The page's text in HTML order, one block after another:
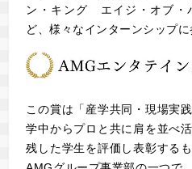
ン・キング エイジ・オブ・
ど、様々なインターンシップに
この賞は「産学共同・現場実
学中からプロと共に肩を並べ
残した学生を評価し表彰する